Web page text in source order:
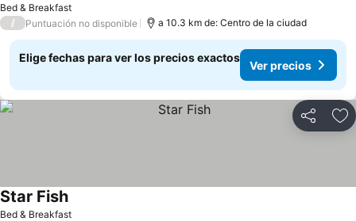
Bed & Breakfast
/ Puntuación no disponible a 10.3 km de: Centro de la ciudad
Elige fechas para ver los precios exactos
Ver precios
Compartir
Bed & Breakfast
Star Fish